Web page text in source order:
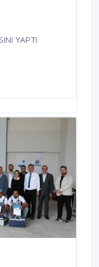
YAPTI